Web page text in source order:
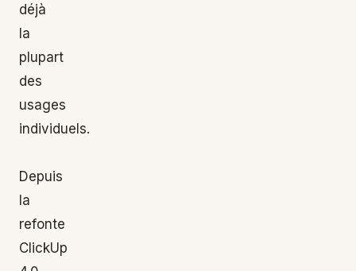
déjà
la
plupart
des
usages
individuels.
Depuis
la
refonte
ClickUp